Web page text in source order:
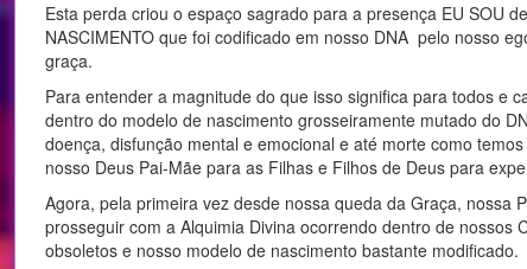
Esta perda criou o espaço sagrado para a presença EU SOU
NASCIMENTO que foi codificado em nosso DNA pelo nosso
graça.
Para entender a magnitude do que isso significa para todos e
dentro do modelo de nascimento grosseiramente mutado do
doença, disfunção mental e emocional e até morte como
nosso Deus Pai-Mãe para as Filhas e Filhos de Deus para
Agora, pela primeira vez desde nossa queda da Graça, nossa
prosseguir com a Alquimia Divina ocorrendo dentro de
obsoletos e nosso modelo de nascimento bastante modificado.